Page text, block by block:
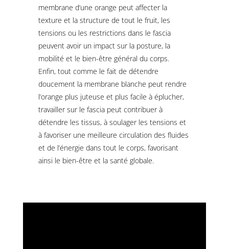
membrane d’une orange peut affecter la
texture et la structure de tout le fruit, les
tensions ou les restrictions dans le fascia
peuvent avoir un impact sur la posture, la
mobilité et le bien-être général du corps.
Enfin, tout comme le fait de détendre
doucement la membrane blanche peut rendre
l’orange plus juteuse et plus facile à éplucher,
travailler sur le fascia peut contribuer à
détendre les tissus, à soulager les tensions et
à favoriser une meilleure circulation des fluides
et de l’énergie dans tout le corps, favorisant
ainsi le bien-être et la santé globale.